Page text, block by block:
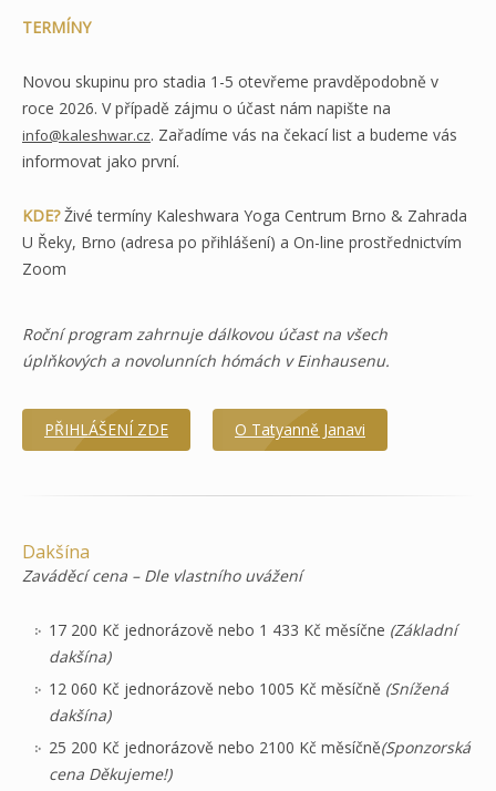
TERMÍNY
Novou skupinu pro stadia 1-5 otevřeme pravděpodobně v
roce 2026. V případě zájmu o účast nám napište na
info@kaleshwar.cz. Zařadíme vás na čekací list a budeme vás
informovat jako první.
KDE?Živé termíny Kaleshwara Yoga Centrum Brno & Zahrada
U Řeky, Brno (adresa po přihlášení) a On-line prostřednictvím
Zoom
Roční program zahrnuje dálkovou účast na všech
úplňkových a novolunních hómách v Einhausenu.
PŘIHLÁŠENÍ ZDE O Tatyanně Janavi
Dakšína
Zaváděcí cena – Dle vlastního uvážení
17 200 Kč jednorázově nebo 1 433 Kč měsíčne (Základní
dakšína)
12 060 Kč jednorázově nebo 1005 Kč měsíčně (Snížená
dakšína)
25 200 Kč jednorázově nebo 2100 Kč měsíčně(Sponzorská
cena Děkujeme!)